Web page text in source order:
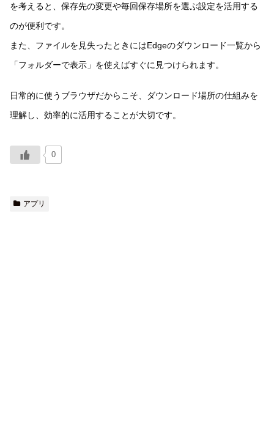
を考えると、保存先の変更や毎回保存場所を選ぶ設定を活用する
のが便利です。
また、ファイルを見失ったときにはEdgeのダウンロード一覧から
「フォルダーで表示」を使えばすぐに見つけられます。
日常的に使うブラウザだからこそ、ダウンロード場所の仕組みを
理解し、効率的に活用することが大切です。
0
アプリ